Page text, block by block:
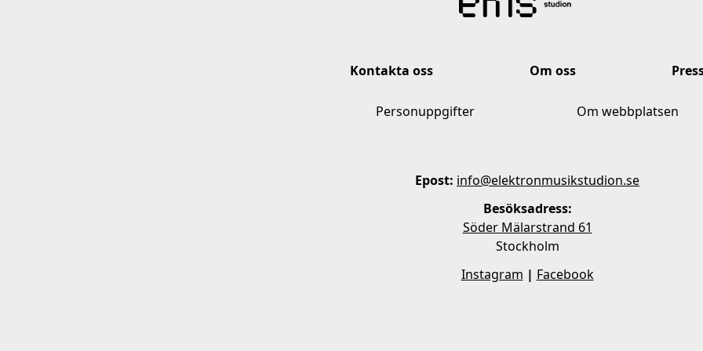
Kontakta oss Om oss
Personuppgifter Om webbplatsen
Epost: info@elektronmusikstudion.se
Besöksadress:
Söder Mälarstrand 61
Stockholm
Instagram | Facebook